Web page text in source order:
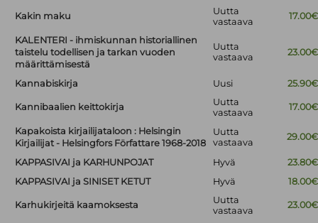
Kakin maku
Uutta
vastaava
17.00€
KALENTERI - ihmiskunnan historiallinen
taistelu todellisen ja tarkan vuoden
määrittämisestä
Uutta
vastaava
23.00€
Kannabiskirja Uusi 25.90€
Kannibaalien keittokirja
Uutta
vastaava
17.00€
Kapakoista kirjailijataloon : Helsingin
Kirjailijat - Helsingfors Författare 1968-2018
Uutta
vastaava
29.00€
KAPPASIVAI ja KARHUNPOJAT Hyvä
23.80€
KAPPASIVAI ja SINISET KETUT
Hyvä 18.00€
Karhukirjeitä kaamoksesta
Uutta
vastaava
23.00€